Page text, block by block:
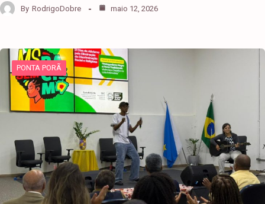
By RodrigoDobre maio 12, 2026
PONTA PORÃ